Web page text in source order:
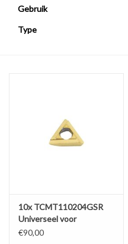
Alles om te Frezen |
Schroefdraad snijden |
Verspaanbaar materiaal |
Varia |
Gebruik
Type
10x TCMT110204GSR
Universeel voor
Afschuinfrezen
€90,00